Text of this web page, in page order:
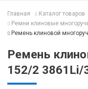
Главная Каталог товаров
Ремни клиновые
Ремень клиновой
Ремень
152/2 3861Li/